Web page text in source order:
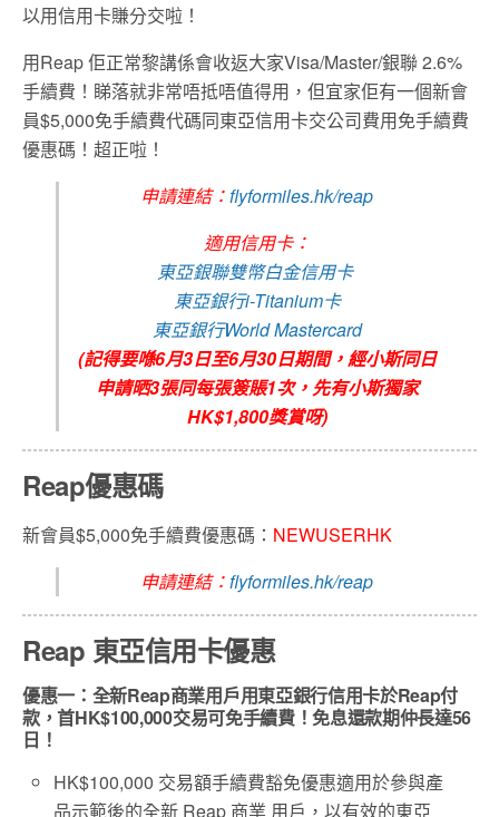
以用信用卡賺分交啦！
用Reap 佢正常黎講係會收返大家Visa/Master/銀聯 2.6%
手續費！睇落就非常唔抵唔值得用，但宜家佢有一個新會
員$5,000免手續費代碼同東亞信用卡交公司費用免手續費
優惠碼！超正啦！
申請連結：flyformiles.hk/reap
適用信用卡：
東亞銀聯雙幣白金信用卡
東亞銀行i-Titanium卡
東亞銀行World Mastercard
(記得要喺6月3日至6月30日期間，經小斯同日
申請晒3張同每張簽賬1次，先有小斯獨家
HK$1,800獎賞呀)
Reap優惠碼
新會員$5,000免手續費優惠碼： NEWUSERHK
申請連結：flyformiles.hk/reap
Reap 東亞信用卡優惠
優惠一：全新Reap商業用戶用東亞銀行信用卡於Reap付
款，首HK$100,000交易可免手續費！免息還款期仲長達56
日！
HK$100,000 交易額手續費豁免優惠適用於參與產
品示範後的全新 Reap 商業 用戶，以有效的東亞